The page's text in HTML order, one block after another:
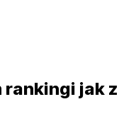
jak z